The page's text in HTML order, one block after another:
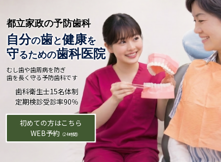
都立家政の予防歯科
自分の歯と健康を
守るための歯科医院
むし歯や歯周病を防ぎ
歯を長く守る予防歯科です
歯科衛生士15名体制
定期検診受診率90％
初めての方はこちら
WEB予約（24時間）